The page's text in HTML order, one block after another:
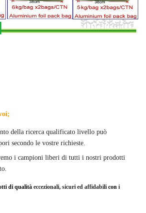
della ricerca qualificato livello può
secondo le vostre richieste.
i campioni liberi di tutti i nostri prodotti
di qualità eccezionali, sicuri ed affidabili con i